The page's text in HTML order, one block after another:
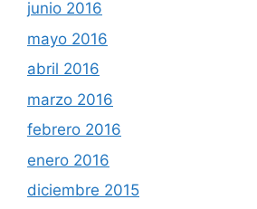
junio 2016
mayo 2016
abril 2016
marzo 2016
febrero 2016
enero 2016
diciembre 2015